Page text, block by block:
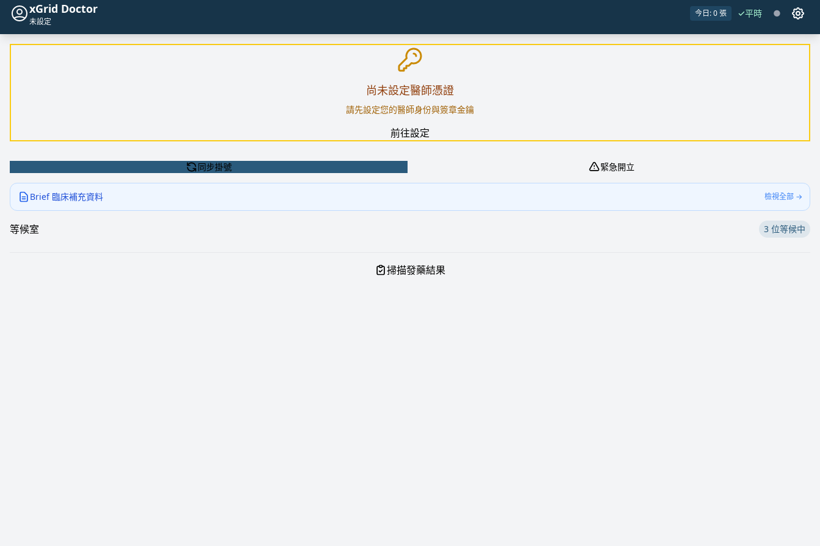
使用者
xGrid Doctor
未設定
今日: 0 張 ✓平時 ●
尚未設定醫師憑證
請先設定您的醫師身份與簽章金鑰
前往設定
同步掛號 緊急開立
Brief 臨床補充資料 檢視全部 →
等候室 3 位等候中
掃描發藥結果